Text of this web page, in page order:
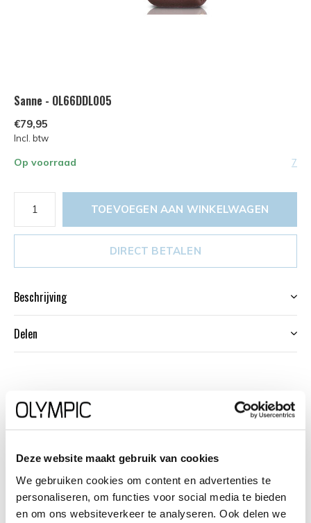
Deze website maakt gebruik van cookies
We gebruiken cookies om content en advertenties te
personaliseren, om functies voor social media te bieden
en om ons websiteverkeer te analyseren. Ook delen we
Sanne - OL66DDL005
€79,95
Incl. btw
Op voorraad 7
TOEVOEGEN AAN WINKELWAGEN
DIRECT BETALEN
Beschrijving
Delen
Productomschrijving
Dit unieke Olympic horloge met artikelnummer:
goudkleurige stalen kast heeft een gladde bezel en een
witte wijzerplaat. De uursaanduiding is verfijnd door de
strakke wijzers en streepjes en de arabische 12 en 6